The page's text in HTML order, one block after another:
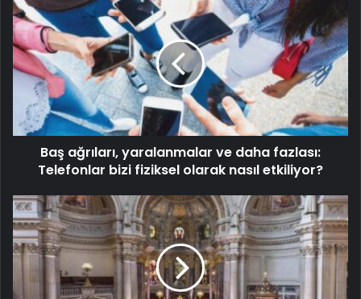
Baş ağrıları, yaralanmalar ve daha fazlası:
Telefonlar bizi fiziksel olarak nasıl etkiliyor?